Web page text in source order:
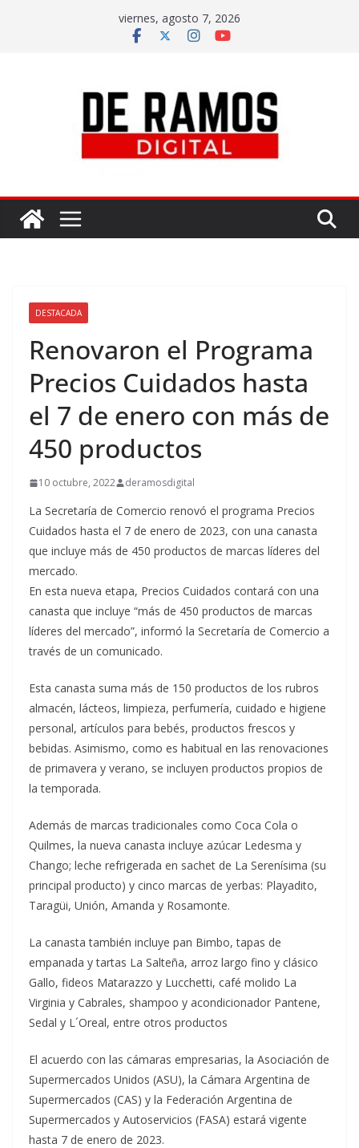
viernes, agosto 7, 2026
DESTACADA
Renovaron el Programa
Precios Cuidados hasta
el 7 de enero con más de
450 productos
10 octubre, 2022 deramosdigital
La Secretaría de Comercio renovó el programa Precios
Cuidados hasta el 7 de enero de 2023, con una canasta
que incluye más de 450 productos de marcas líderes del
mercado.
En esta nueva etapa, Precios Cuidados contará con una
canasta que incluye “más de 450 productos de marcas
líderes del mercado”, informó la Secretaría de Comercio a
través de un comunicado.
Esta canasta suma más de 150 productos de los rubros
almacén, lácteos, limpieza, perfumería, cuidado e higiene
personal, artículos para bebés, productos frescos y
bebidas. Asimismo, como es habitual en las renovaciones
de primavera y verano, se incluyen productos propios de
la temporada.
Además de marcas tradicionales como Coca Cola o
Quilmes, la nueva canasta incluye azúcar Ledesma y
Chango; leche refrigerada en sachet de La Serenísima (su
principal producto) y cinco marcas de yerbas: Playadito,
Taragüi, Unión, Amanda y Rosamonte.
La canasta también incluye pan Bimbo, tapas de
empanada y tartas La Salteña, arroz largo fino y clásico
Gallo, fideos Matarazzo y Lucchetti, café molido La
Virginia y Cabrales, shampoo y acondicionador Pantene,
Sedal y L´Oreal, entre otros productos
El acuerdo con las cámaras empresarias, la Asociación de
Supermercados Unidos (ASU), la Cámara Argentina de
Supermercados (CAS) y la Federación Argentina de
Supermercados y Autoservicios (FASA) estará vigente
hasta 7 de enero de 2023.